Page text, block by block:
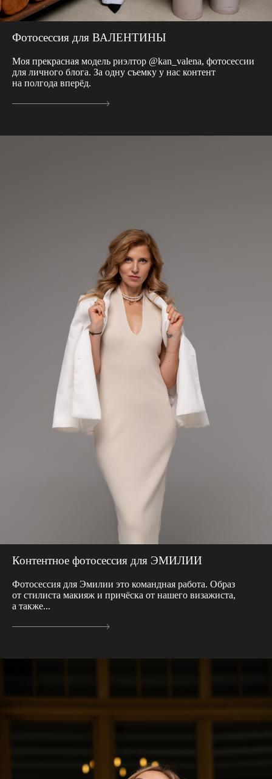
Фотосессия для ВАЛЕНТИНЫ
Моя прекрасная модель риэлтор @kan_valena, фотосессии
для личного блога. За одну съемку у нас контент
на полгода вперёд.
Контентное фотосессия для ЭМИЛИИ
Фотосессия для Эмилии это командная работа. Образ
от стилиста макияж и причёска от нашего визажиста,
а также...